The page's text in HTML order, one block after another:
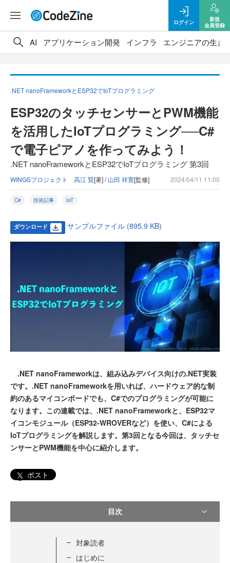
ログイン
新規
会員登録
AI アプリケーション開発 インフラ エンジニアの生き
.NET nanoFrameworkとESP32でIoTプログラミング
ESP32のタッチセンサーとPWM機能
を活用したIoTプログラミング──C#
で電子ピアノを作ってみよう！
.NET nanoFrameworkとESP32でIoTプログラミング 第3回
WINGSプロジェクト 高江 賢[著] /山田 祥寛[監修] 2024/04/11 11:00
C# 技術記事 IoT
ダウンロード サンプルファイル (895.9 KB)
.NET nanoFrameworkは、組み込みデバイス向けの.NET実装
です。.NET nanoFrameworkを用いれば、ハードウェア的な制
約のあるマイコンボードでも、C#でのプログラミングが可能に
なります。この連載では、.NET nanoFrameworkと、ESP32マ
イコンモジュール（ESP32-WROVERなど）を使い、C#による
IoTプログラミングを解説します。第3回となる今回は、タッチセ
ンサーとPWM機能を中心に紹介します。
ポスト
目次
対象読者
はじめに